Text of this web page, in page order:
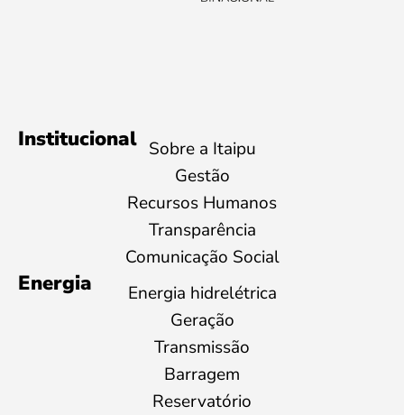
Institucional Sobre a Itaipu
Gestão
Recursos Humanos
Transparência
Comunicação Social
Energia
Energia hidrelétrica
Geração
Transmissão
Barragem
Reservatório